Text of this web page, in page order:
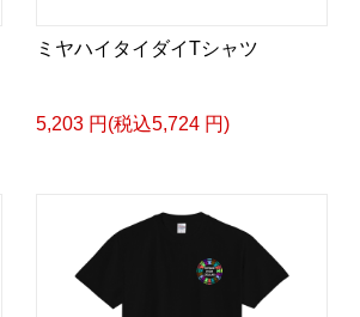
ミヤハイタイダイTシャツ
5,203 円(税込5,724 円)